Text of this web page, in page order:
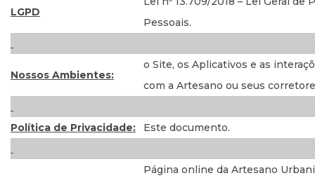
LGPD
Pessoais.
Nossos Ambientes:
o Site, os Aplicativos e as
com a Artesano ou seus
Política de Privacidade: Este documento.
Página online da Artesano